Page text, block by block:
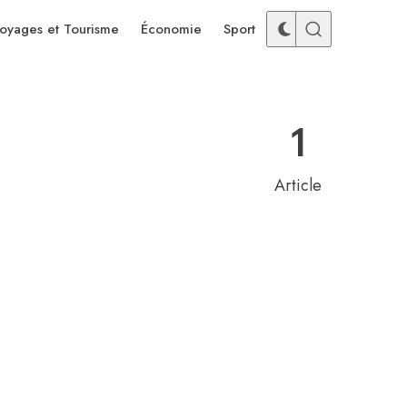
et Tourisme Économie Sport
1
Article